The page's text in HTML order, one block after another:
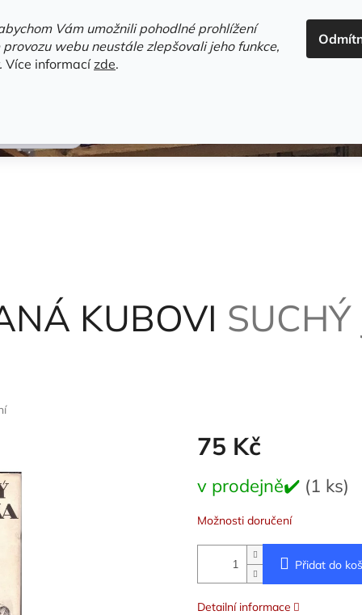
Vám umožnili pohodlné prohlížení
webu neustále zlepšovali jeho funkce,
Více informacízde.
HLEDAT
KUBOVI SUCHÝ
75 Kč
cena:
v prodejně✔️ (1 ks)
Možnosti doručení
Přidat do
Detailní informace